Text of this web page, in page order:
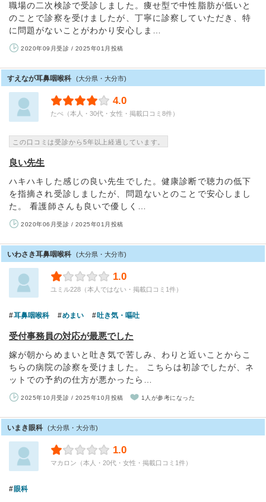
職場の二次検診で受診しました。痩せ型で中性脂肪が低いと
のことで診察を受けましたが、丁寧に診察していただき、特
に問題がないことがわかり安心しま…
2020年09月受診 / 2025年01月投稿
すえなが耳鼻咽喉科 (大分県・大分市)
4.0
たぺ（本人・30代・女性・掲載口コミ8件）
この口コミは受診から5年以上経過しています。
良い先生
ハキハキした感じの良い先生でした。健康診断で聴力の低下
を指摘され受診しましたが、問題ないとのことで安心しまし
た。 看護師さんも良いで優しく…
2020年06月受診 / 2025年01月投稿
いわさき耳鼻咽喉科 (大分県・大分市)
1.0
ユミル228（本人ではない・掲載口コミ1件）
耳鼻咽喉科 めまい 吐き気・嘔吐
受付事務員の対応が最悪でした
嫁が朝からめまいと吐き気で苦しみ、わりと近いことからこ
ちらの病院の診察を受けました。 こちらは初診でしたが、ネ
ットでの予約の仕方が悪かったら…
2025年10月受診 / 2025年10月投稿 1人が参考になった
いまき眼科 (大分県・大分市)
1.0
マカロン（本人・20代・女性・掲載口コミ1件）
眼科